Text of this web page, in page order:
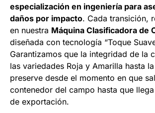
especialización en ingeniería para
daños por impacto. Cada transición,
en nuestra Máquina Clasificadora de
diseñada con tecnología “Toque
Garantizamos que la integridad de la
las variedades Roja y Amarilla hasta
preserve desde el momento en que
contenedor del campo hasta que
de exportación.